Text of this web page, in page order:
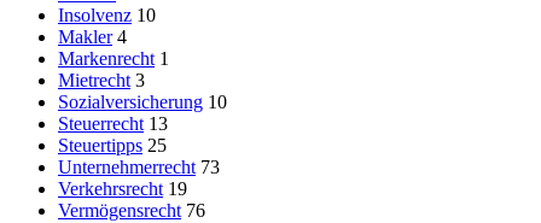
Insolvenz 10
Makler 4
Markenrecht 1
Mietrecht 3
Sozialversicherung 10
Steuerrecht 13
Steuertipps 25
Unternehmerrecht 73
Verkehrsrecht 19
Vermögensrecht 76